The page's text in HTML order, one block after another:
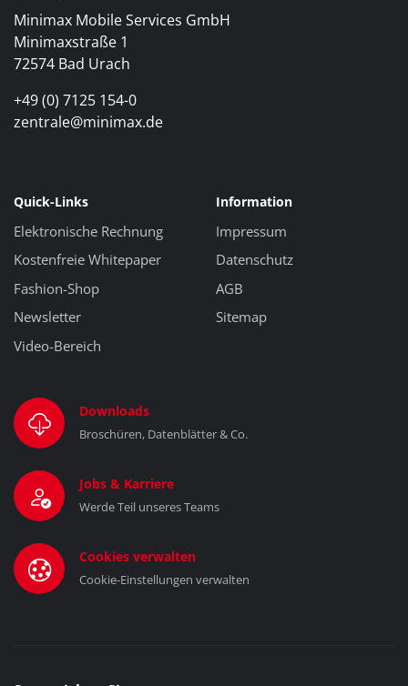
Minimax Mobile Services GmbH
Minimaxstraße 1
72574 Bad Urach
+49 (0) 7125 154-0
zentrale@minimax.de
Quick-Links
Elektronische Rechnung
Kostenfreie Whitepaper
Fashion-Shop
Newsletter
Video-Bereich
Information
Impressum
Datenschutz
AGB
Sitemap
Downloads
Broschüren, Datenblätter & Co.
Jobs & Karriere
Werde Teil unseres Teams
Cookies verwalten
Cookie-Einstellungen verwalten